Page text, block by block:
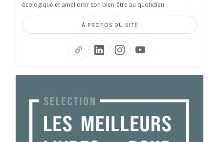
écologique et améliorer son bien-être au quotidien.
À PROPOS DU SITE